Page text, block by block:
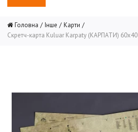
Головна Інше
Карти
Скретч-карта Kuluar Karpaty (КАРПАТИ) 60х40